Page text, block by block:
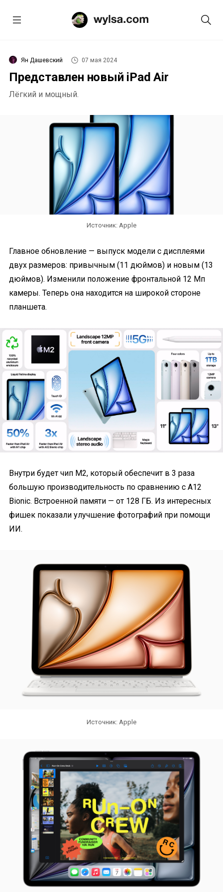
Ян Дашевский 07 мая 2024
Представлен новый iPad Air
Лёгкий и мощный.
Источник: Apple
Главное обновление — выпуск модели с дисплеями
двух размеров: привычным (11 дюймов) и новым (13
дюймов). Изменили положение фронтальной 12 Мп
камеры. Теперь она находится на широкой стороне
планшета.
Внутри будет чип М2, который обеспечит в 3 раза
большую производительность по сравнению с A12
Bionic. Встроенной памяти — от 128 ГБ. Из интересных
фишек показали улучшение фотографий при помощи
ИИ.
Источник: Apple